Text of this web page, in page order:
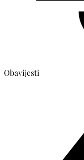
Obavijesti